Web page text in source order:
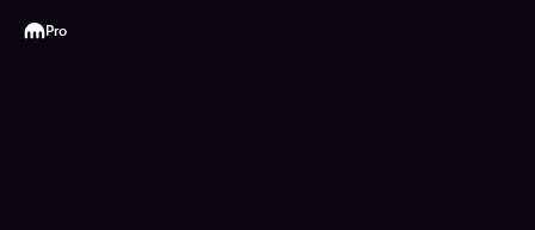
Kraken
Pro